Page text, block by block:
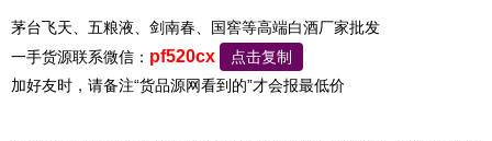
茅台飞天、五粮液、剑南春、国窖等高端白酒厂家批发
一手货源联系微信： pf520cx
点击复制
加好友时，请备注“货品源网看到的”才会报最低价